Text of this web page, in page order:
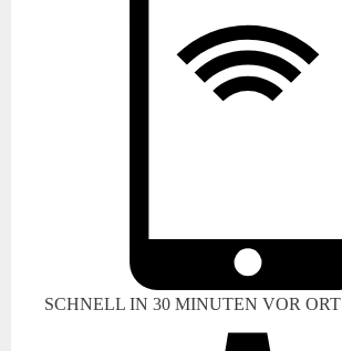
SCHNELL IN 30 MINUTEN VOR ORT